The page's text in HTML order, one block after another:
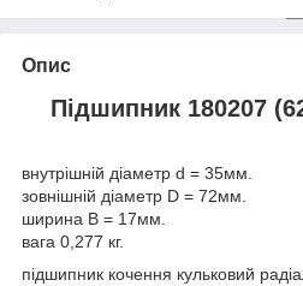
Опис
Підшипник 180207
внутрішній діаметр d = 35мм.
зовнішній діаметр D = 72мм.
ширина B = 17мм.
вага 0,277 кг.
підшипник кочення кульковий